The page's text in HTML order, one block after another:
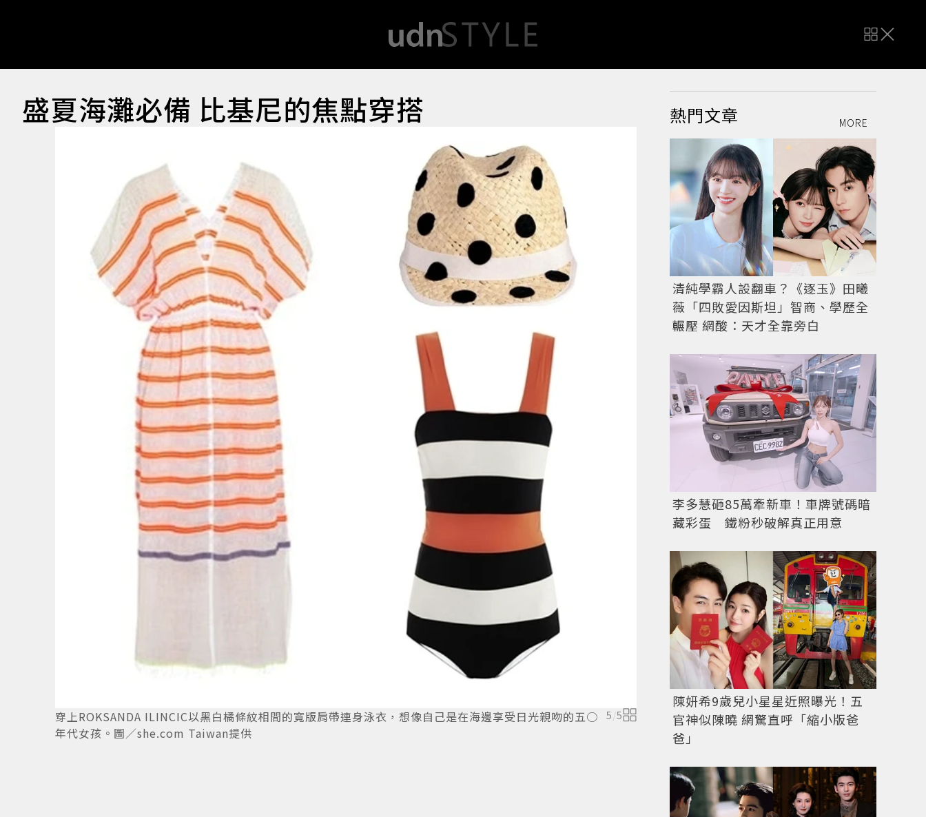
盛夏海灘必備 比基尼的焦點穿搭
穿上ROKSANDA ILINCIC以黑白橘條紋相間的寬版肩帶連身泳衣，想像自己是在海邊享受日光親吻的五○
年代女孩。圖／she.com Taiwan提供
5/5
夏天一定要去海邊感受濃濃夏日氣息，可搭配比基尼
搭這些單品就能輕鬆上街，展現妳夏日海灘的品味穿
熱門文章 MORE
清純學霸人設翻車？《逐玉》田曦
薇「四敗愛因斯坦」智商、學歷全
輾壓 網酸：天才全靠旁白
李多慧砸85萬牽新車！車牌號碼暗
藏彩蛋 鐵粉秒破解真正用意
陳妍希9歲兒小星星近照曝光！五
官神似陳曉 網驚直呼「縮小版爸
爸」